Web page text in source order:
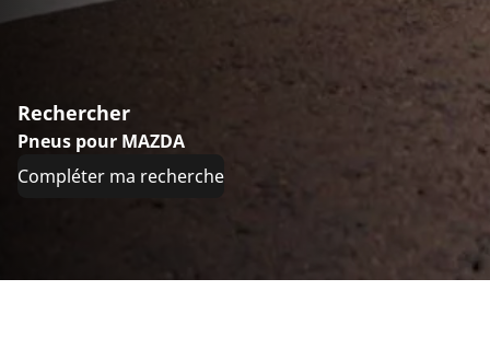
Rechercher
Pneus pour MAZDA
Compléter ma recherche